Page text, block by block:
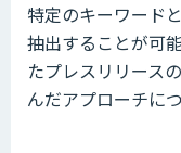
特定のキーワード
抽出することが可
たプレスリリース
んだアプローチに